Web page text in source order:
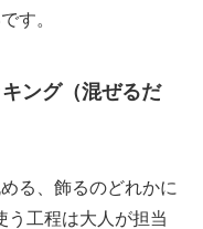
す。
ング（混ぜるだ
る、飾るのどれかに
う工程は大人が担当